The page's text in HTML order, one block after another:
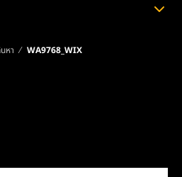
หา WA9768_WIX